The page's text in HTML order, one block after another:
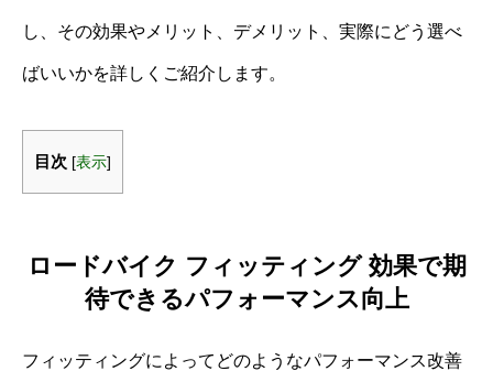
し、その効果やメリット、デメリット、実際にどう選べ
ばいいかを詳しくご紹介します。
目次 [表示]
ロードバイク フィッティング 効果で期
待できるパフォーマンス向上
フィッティングによってどのようなパフォーマンス改善